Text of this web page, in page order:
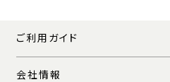
ご利用ガイド
会社情報